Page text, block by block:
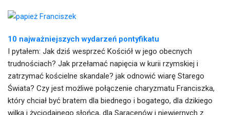
10 najważniejszych wydarzeń pontyfikatu
I pytałem: Jak dziś wesprzeć Kościół w jego obecnych
trudnościach? Jak przełamać napięcia w kurii rzymskiej i
zatrzymać kościelne skandale? jak odnowić wiarę Starego
Świata? Czy jest możliwe połączenie charyzmatu Franciszka,
który chciał być bratem dla biednego i bogatego, dla dzikiego
wilka i życiodajnego słońca, dla Saracenów i niewiernych z